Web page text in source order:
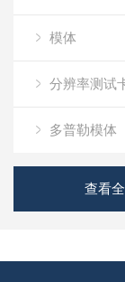
模体
分辨率测试
多普勒模体
查看